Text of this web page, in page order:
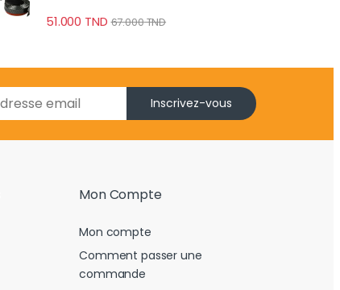
51.000 TND 67.000TND
Inscrivez-vous
Mon Compte
Mon compte
Comment passer une
commande